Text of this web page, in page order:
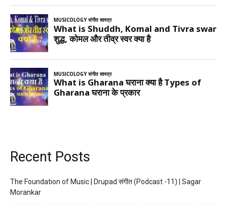
Recent Posts
The Foundation of Music | Drupad संगीत (Podcast -11) | Sagar
Morankar